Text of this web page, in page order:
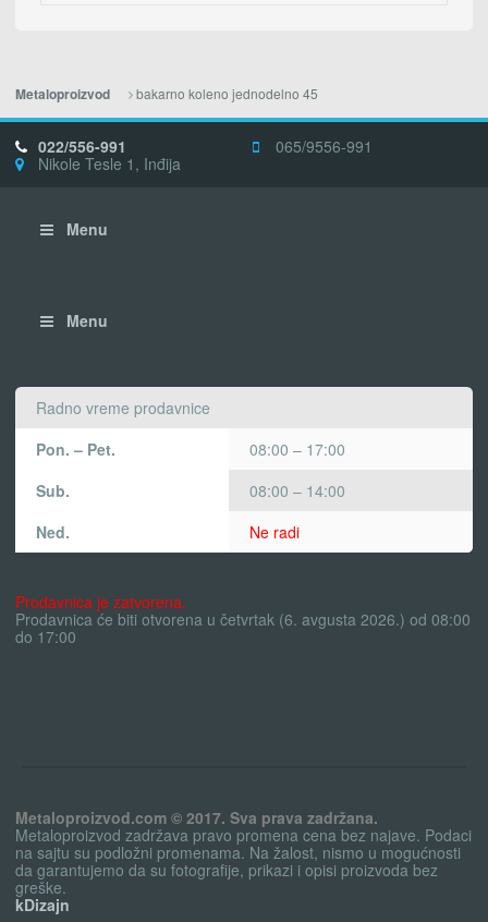
Metaloproizvod bakarno koleno jednodelno 45
022/556-991
065/9556-991
Nikole Tesle 1, Inđija
Menu
Menu
Radno vreme prodavnice
Pon. – Pet.
08:00 – 17:00
Sub.
08:00 – 14:00
Ned.
Ne radi
Prodavnica je zatvorena.
Prodavnica će biti otvorena u četvrtak (6. avgusta 2026.) od 08:00
do 17:00
Metaloproizvod.com © 2017. Sva prava zadržana.
Metaloproizvod zadržava pravo promena cena bez najave. Podaci
na sajtu su podložni promenama. Na žalost, nismo u mogućnosti
da garantujemo da su fotografije, prikazi i opisi proizvoda bez
greške.
kDizajn